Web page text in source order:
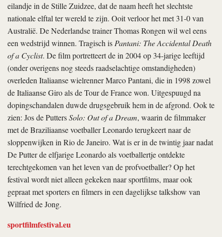
eilandje in de Stille Zuidzee, dat de naam heeft het slechtste
nationale elftal ter wereld te zijn. Ooit verloor het met 31-0 van
Australië. De Nederlandse trainer Thomas Rongen wil wel eens
een wedstrijd winnen. Tragisch isPantani: The Accidental Death
of a Cyclist. De film portretteert de in 2004 op 34-jarige leeftijd
(onder overigens nog steeds raadselachtige omstandigheden)
overleden Italiaanse wielrenner Marco Pantani, die in 1998 zowel
de Italiaanse Giro als de Tour de France won. Uitgespuugd na
dopingschandalen duwde drugsgebruik hem in de afgrond. Ook te
zien: Jos de PuttersSolo: Out of a Dream, waarin de filmmaker
met de Braziliaanse voetballer Leonardo terugkeert naar de
sloppenwijken in Rio de Janeiro. Wat is er in de twintig jaar nadat
De Putter de elfjarige Leonardo als voetballertje ontdekte
terechtgekomen van het leven van de profvoetballer? Op het
festival wordt niet alleen gekeken naar sportfilms, maar ook
gepraat met sporters en filmers in een dagelijkse talkshow van
Wilfried de Jong.
sportfilmfestival.eu